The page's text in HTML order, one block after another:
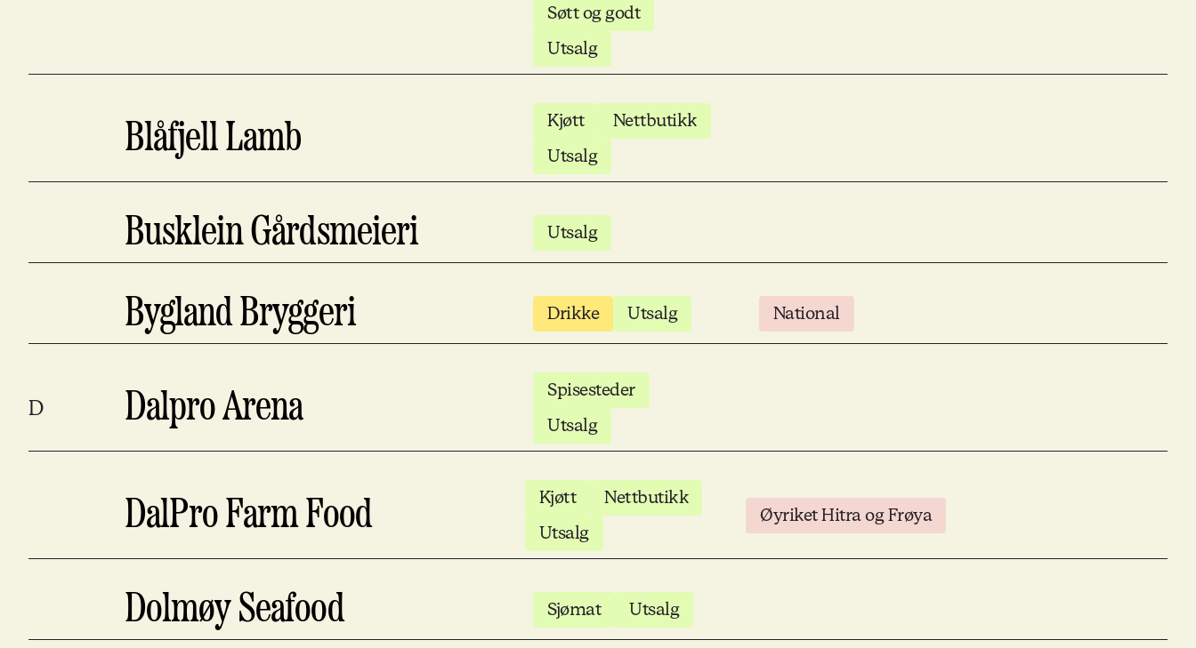
Søtt og godt
Utsalg
Blåfjell Lamb Kjøtt
Nettbutikk
Utsalg
Busklein Gårdsmeieri Utsalg
Bygland Bryggeri Drikke Utsalg National
D Dalpro Arena
Spisesteder
Utsalg
DalPro Farm Food Kjøtt
Nettbutikk
Utsalg
Øyriket Hitra og Frøya
Dolmøy Seafood Sjømat Utsalg